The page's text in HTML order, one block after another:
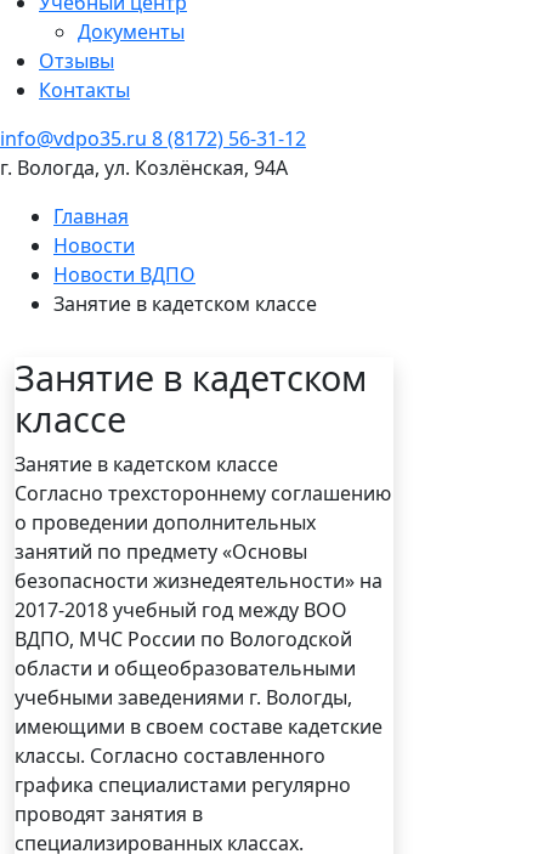
Документы
Отзывы
Контакты
info@vdpo35.ru 8 (8172) 56-31-12
г. Вологда, ул. Козлёнская, 94А
Главная
Новости
Новости ВДПО
Занятие в кадетском классе
Занятие в кадетском
классе
Занятие в кадетском классе
Согласно трехстороннему соглашению
о проведении дополнительных
занятий по предмету «Основы
безопасности жизнедеятельности» на
2017-2018 учебный год между ВОО
ВДПО, МЧС России по Вологодской
области и общеобразовательными
учебными заведениями г. Вологды,
имеющими в своем составе кадетские
классы. Согласно составленного
графика специалистами регулярно
проводят занятия в
специализированных классах.